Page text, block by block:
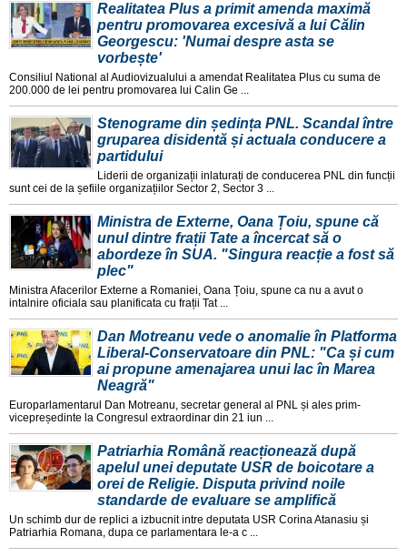
Realitatea Plus a primit amenda maximă
pentru promovarea excesivă a lui Călin
Georgescu: 'Numai despre asta se
vorbește'
Consiliul National al Audiovizualului a amendat Realitatea Plus cu suma de
200.000 de lei pentru promovarea lui Calin Ge ...
Stenograme din ședința PNL. Scandal între
gruparea disidentă și actuala conducere a
partidului
Liderii de organizații inlaturați de conducerea PNL din funcții
sunt cei de la șefiile organizațiilor Sector 2, Sector 3 ...
Ministra de Externe, Oana Țoiu, spune că
unul dintre frații Tate a încercat să o
abordeze în SUA. "Singura reacție a fost să
plec"
Ministra Afacerilor Externe a Romaniei, Oana Țoiu, spune ca nu a avut o
intalnire oficiala sau planificata cu frații Tat ...
Dan Motreanu vede o anomalie în Platforma
Liberal-Conservatoare din PNL: "Ca și cum
ai propune amenajarea unui lac în Marea
Neagră"
Europarlamentarul Dan Motreanu, secretar general al PNL și ales prim-
vicepreședinte la Congresul extraordinar din 21 iun ...
Patriarhia Română reacționează după
apelul unei deputate USR de boicotare a
orei de Religie. Disputa privind noile
standarde de evaluare se amplifică
Un schimb dur de replici a izbucnit intre deputata USR Corina Atanasiu și
Patriarhia Romana, dupa ce parlamentara le-a c ...